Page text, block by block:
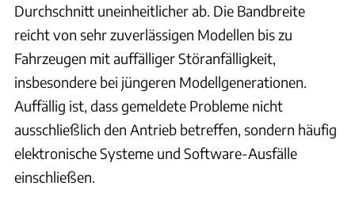
Durchschnitt uneinheitlicher ab. Die Bandbreite
reicht von sehr zuverlässigen Modellen bis zu
Fahrzeugen mit auffälliger Störanfälligkeit,
insbesondere bei jüngeren Modellgenerationen.
Auffällig ist, dass gemeldete Probleme nicht
ausschließlich den Antrieb betreffen, sondern häufig
elektronische Systeme und Software-Ausfälle
einschließen.